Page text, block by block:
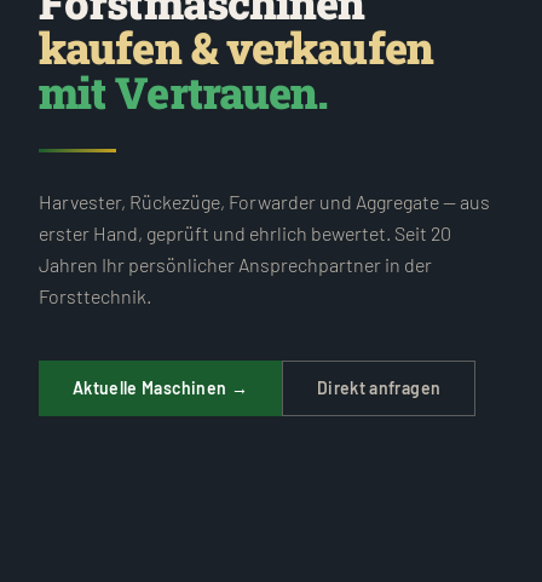
kaufen & verkaufen
mit Vertrauen.
Harvester, Rückezüge, Forwarder und Aggregate — aus
erster Hand, geprüft und ehrlich bewertet. Seit 20
Jahren Ihr persönlicher Ansprechpartner in der
Forsttechnik.
Aktuelle Maschinen → Direkt anfragen